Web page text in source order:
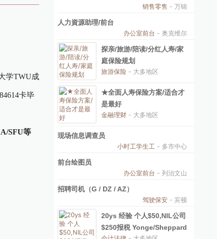
学TWU成
卡毕
SFU等
销售零售 - 万锦
人力資源助理/前台
办公室前台 - 奥克维尔
探亲/旅游/陪读/分红人寿/家
庭保险规划
旅游保险 - 大多地区
★全面人寿保险方案/适合才
是最好
金融理财 - 大多地区
现场信息调查员
小时工学生工 - 多市中心
前台绘图员
办公室前台 - 列治文山
招聘司机（G / DZ / AZ）
驾驶保安 - 宾顿
20ys 经验 个人$50,NIL公司
$250报税 Yonge/Sheppard